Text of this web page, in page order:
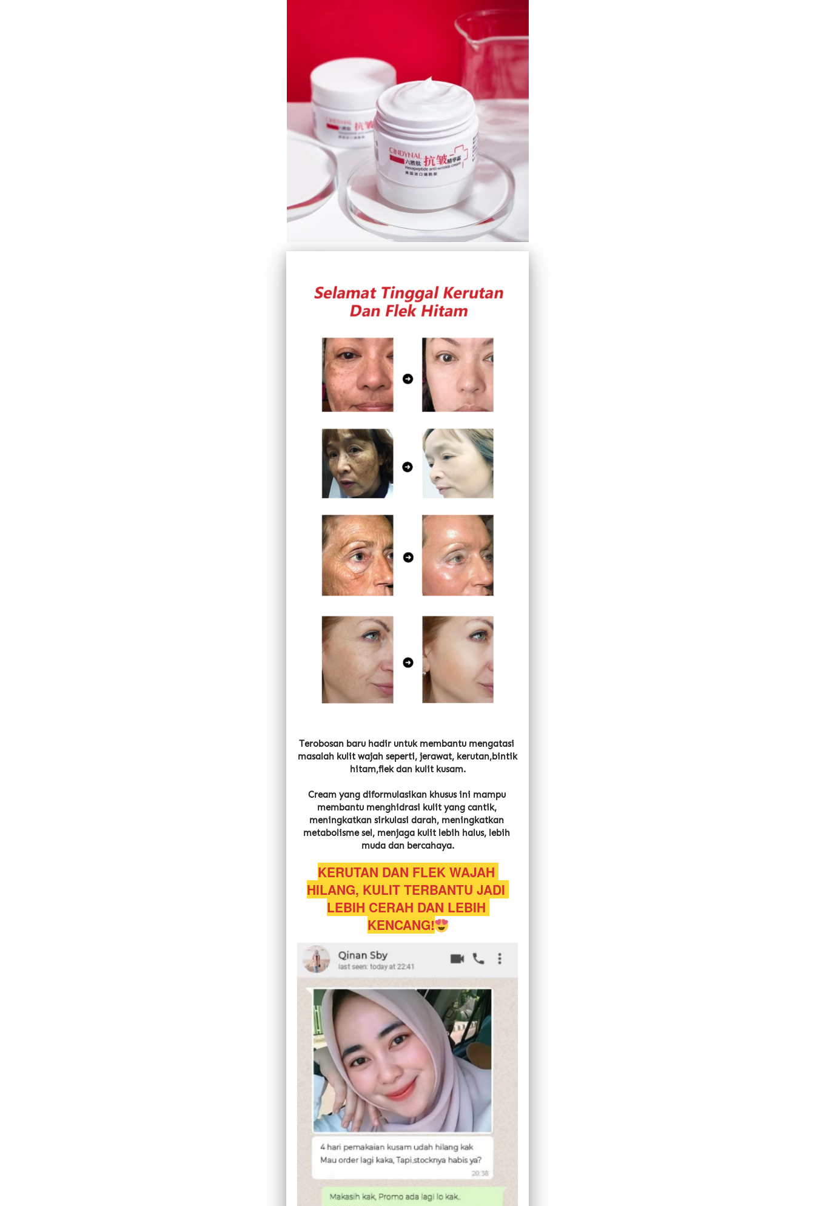
Terobosan baru hadir untuk membantu mengatasi
masalah kulit wajah seperti, jerawat, kerutan,bintik
hitam,flek dan kulit kusam.
Cream yang diformulasikan khusus ini mampu
membantu menghidrasi kulit yang cantik,
meningkatkan sirkulasi darah, meningkatkan
metabolisme sel, menjaga kulit lebih halus, lebih
muda dan bercahaya.
KERUTAN DAN FLEK WAJAH
HILANG, KULIT TERBANTU JADI
LEBIH CERAH DAN LEBIH
KENCANG!